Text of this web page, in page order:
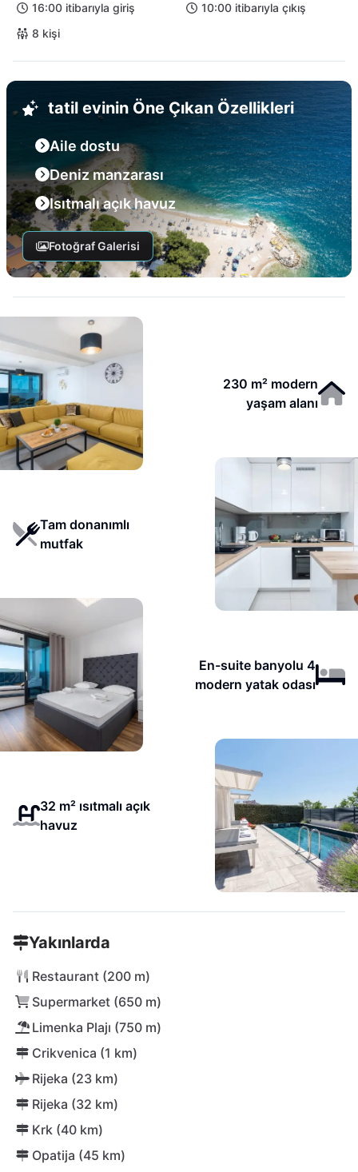
16:00 itibarıyla giriş
10:00 itibarıyla çıkış
8 kişi
tatil evinin Öne Çıkan Özellikleri
Aile dostu
Deniz manzarası
Isıtmalı açık havuz
Fotoğraf Galerisi
230 m² modern
yaşam alanı
Tam donanımlı
mutfak
En-suite banyolu 4
modern yatak odası
32 m² ısıtmalı açık
havuz
Yakınlarda
Restaurant (200 m)
Supermarket (650 m)
Limenka Plajı (750 m)
Crikvenica (1 km)
Rijeka (23 km)
Rijeka (32 km)
Krk (40 km)
Opatija (45 km)